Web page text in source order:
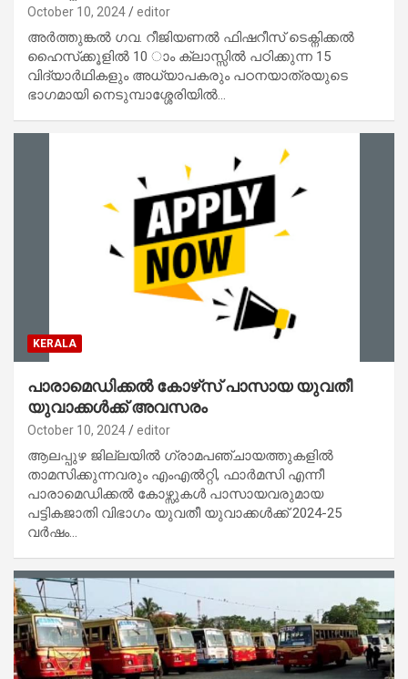
October 10, 2024 editor
അര്‍ത്തുങ്കല്‍ ഗവ. റീജിയണല്‍ ഫിഷറീസ് ടെക്നിക്കല്‍
ഹൈസ്‌ക്കൂളില്‍ 10 ാം ക്ലാസ്സില്‍ പഠിക്കുന്ന 15
വിദ്യാര്‍ഥികളും അധ്യാപകരും പഠനയാത്രയുടെ
ഭാഗമായി നെടുമ്പാശ്ശേരിയില്‍…
KERALA
പാരാമെഡിക്കല്‍ കോഴ്‌സ് പാസായ യുവതീ
യുവാക്കള്‍ക്ക് അവസരം
October 10, 2024 editor
ആലപ്പുഴ ജില്ലയില്‍ ഗ്രാമപഞ്ചായത്തുകളില്‍
താമസിക്കുന്നവരും എംഎല്‍റ്റി, ഫാര്‍മസി എന്നീ
പാരാമെഡിക്കല്‍ കോഴ്സുകള്‍ പാസായവരുമായ
പട്ടികജാതി വിഭാഗം യുവതീ യുവാക്കള്‍ക്ക് 2024-25
വര്‍ഷം…